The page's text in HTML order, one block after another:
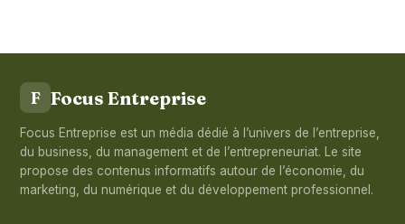
F Focus Entreprise
Focus Entreprise est un média dédié à l’univers de l’entreprise,
du business, du management et de l’entrepreneuriat. Le site
propose des contenus informatifs autour de l’économie, du
marketing, du numérique et du développement professionnel.